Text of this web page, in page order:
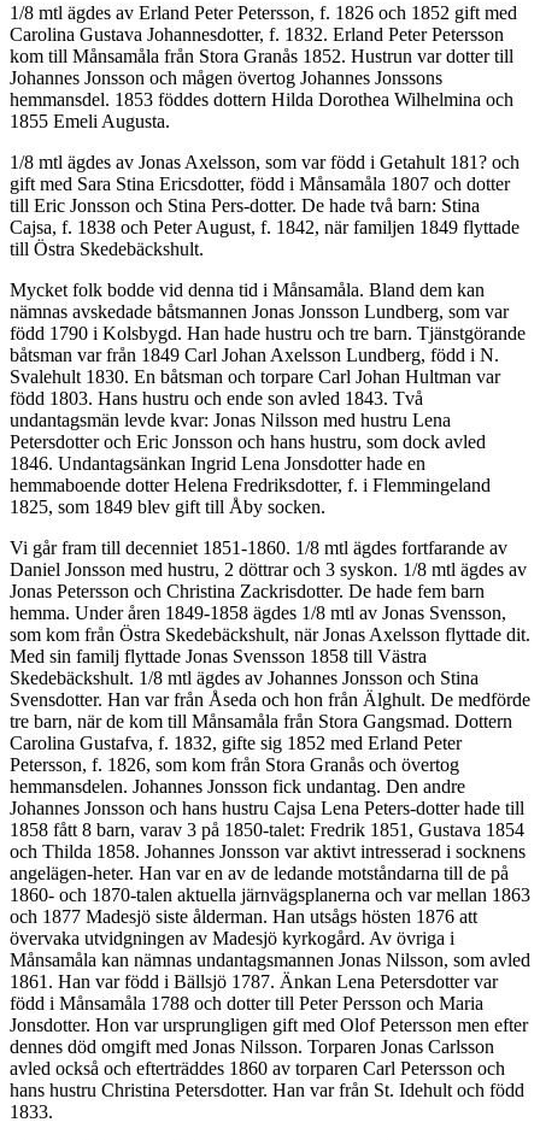
1/8 mtl ägdes av Erland Peter Petersson, f. 1826 och 1852 gift med
Carolina Gustava Johannesdotter, f. 1832. Erland Peter Petersson
kom till Månsamåla från Stora Granås 1852. Hustrun var dotter till
Johannes Jonsson och mågen övertog Johannes Jonssons
hemmansdel. 1853 föddes dottern Hilda Dorothea Wilhelmina och
1855 Emeli Augusta.
1/8 mtl ägdes av Jonas Axelsson, som var född i Getahult 181? och
gift med Sara Stina Ericsdotter, född i Månsamåla 1807 och dotter
till Eric Jonsson och Stina Pers-dotter. De hade två barn: Stina
Cajsa, f. 1838 och Peter August, f. 1842, när familjen 1849 flyttade
till Östra Skedebäckshult.
Mycket folk bodde vid denna tid i Månsamåla. Bland dem kan
nämnas avskedade båtsmannen Jonas Jonsson Lundberg, som var
född 1790 i Kolsbygd. Han hade hustru och tre barn. Tjänstgörande
båtsman var från 1849 Carl Johan Axelsson Lundberg, född i N.
Svalehult 1830. En båtsman och torpare Carl Johan Hultman var
född 1803. Hans hustru och ende son avled 1843. Två
undantagsmän levde kvar: Jonas Nilsson med hustru Lena
Petersdotter och Eric Jonsson och hans hustru, som dock avled
1846. Undantagsänkan Ingrid Lena Jonsdotter hade en
hemmaboende dotter Helena Fredriksdotter, f. i Flemmingeland
1825, som 1849 blev gift till Åby socken.
Vi går fram till decenniet 1851-1860. 1/8 mtl ägdes fortfarande av
Daniel Jonsson med hustru, 2 döttrar och 3 syskon. 1/8 mtl ägdes av
Jonas Petersson och Christina Zackrisdotter. De hade fem barn
hemma. Under åren 1849-1858 ägdes 1/8 mtl av Jonas Svensson,
som kom från Östra Skedebäckshult, när Jonas Axelsson flyttade dit.
Med sin familj flyttade Jonas Svensson 1858 till Västra
Skedebäckshult. 1/8 mtl ägdes av Johannes Jonsson och Stina
Svensdotter. Han var från Åseda och hon från Älghult. De medförde
tre barn, när de kom till Månsamåla från Stora Gangsmad. Dottern
Carolina Gustafva, f. 1832, gifte sig 1852 med Erland Peter
Petersson, f. 1826, som kom från Stora Granås och övertog
hemmansdelen. Johannes Jonsson fick undantag. Den andre
Johannes Jonsson och hans hustru Cajsa Lena Peters-dotter hade till
1858 fått 8 barn, varav 3 på 1850-talet: Fredrik 1851, Gustava 1854
och Thilda 1858. Johannes Jonsson var aktivt intresserad i socknens
angelägen-heter. Han var en av de ledande motståndarna till de på
1860- och 1870-talen aktuella järnvägsplanerna och var mellan 1863
och 1877 Madesjö siste ålderman. Han utsågs hösten 1876 att
övervaka utvidgningen av Madesjö kyrkogård. Av övriga i
Månsamåla kan nämnas undantagsmannen Jonas Nilsson, som avled
1861. Han var född i Bällsjö 1787. Änkan Lena Petersdotter var
född i Månsamåla 1788 och dotter till Peter Persson och Maria
Jonsdotter. Hon var ursprungligen gift med Olof Petersson men efter
dennes död omgift med Jonas Nilsson. Torparen Jonas Carlsson
avled också och efterträddes 1860 av torparen Carl Petersson och
hans hustru Christina Petersdotter. Han var från St. Idehult och född
1833.